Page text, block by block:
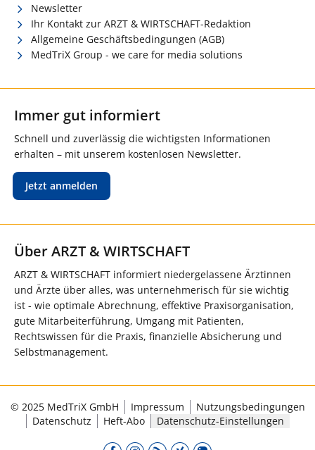
Newsletter
Ihr Kontakt zur ARZT & WIRTSCHAFT-Redaktion
Allgemeine Geschäftsbedingungen (AGB)
MedTriX Group - we care for media solutions
Immer gut informiert
Schnell und zuverlässig die wichtigsten Informationen
erhalten – mit unserem kostenlosen Newsletter.
Jetzt anmelden
Über ARZT & WIRTSCHAFT
ARZT & WIRTSCHAFT informiert niedergelassene Ärztinnen
und Ärzte über alles, was unternehmerisch für sie wichtig
ist - wie optimale Abrechnung, effektive Praxisorganisation,
gute Mitarbeiterführung, Umgang mit Patienten,
Rechtswissen für die Praxis, finanzielle Absicherung und
Selbstmanagement.
© 2025 MedTriX GmbH Impressum
Nutzungsbedingungen
Datenschutz
Heft-Abo Datenschutz-Einstellungen